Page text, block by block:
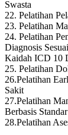
Swasta
22. Pelatihan
23. Pelatihan
24. Pelatihan
Diagnosis Sesuai
Kaidah ICD 10
25. Pelatihan
26.Pelatihan
Sakit
27.Pelatihan
Berbasis
28.Pelatihan